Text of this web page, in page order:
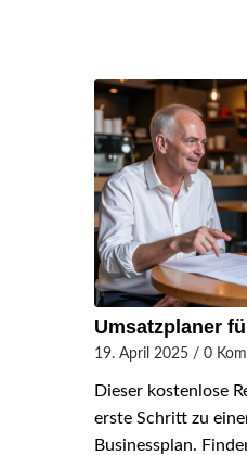
Umsatzplaner
19. April 2025 / 0
Dieser kostenlose
erste Schritt zu
Businessplan.